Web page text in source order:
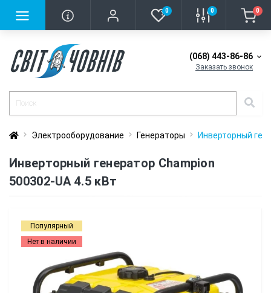
0 0 0
(068) 443-86-86
Заказать звонок
Электрооборудование Генераторы Инверторный
Инверторный генератор Champion
500302-UA 4.5 кВт
Популярный
Нет в наличии